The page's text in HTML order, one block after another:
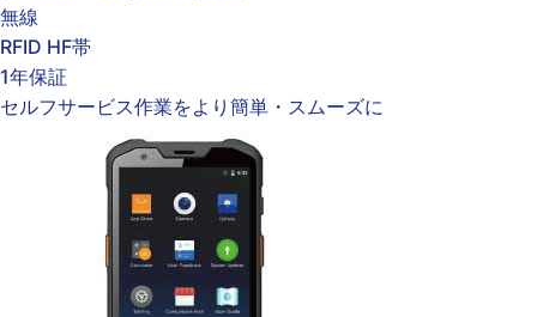
無線
RFID HF帯
1年保証
セルフサービス作業をより簡単・スムーズに